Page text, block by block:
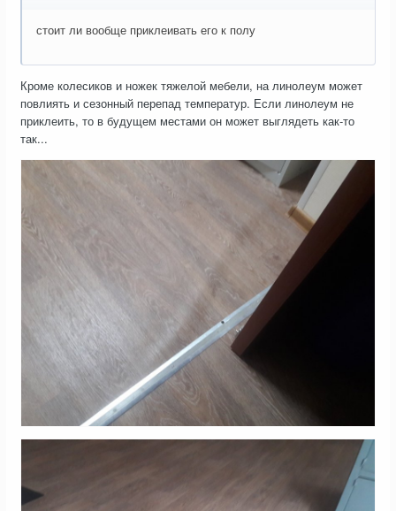
стоит ли вообще приклеивать его к полу
Кроме колесиков и ножек тяжелой мебели, на линолеум может
повлиять и сезонный перепад температур. Если линолеум не
приклеить, то в будущем местами он может выглядеть как-то
так...